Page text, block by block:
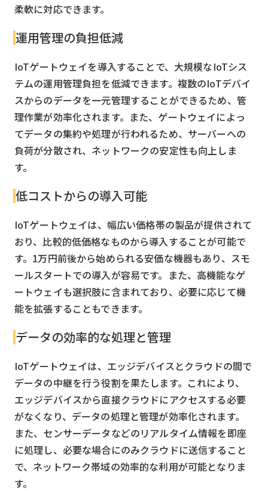
柔軟に対応できます。
運用管理の負担低減
IoTゲートウェイを導入することで、大規模なIoTシス
テムの運用管理負担を低減できます。複数のIoTデバイ
スからのデータを一元管理することができるため、管
理作業が効率化されます。また、ゲートウェイによっ
てデータの集約や処理が行われるため、サーバーへの
負荷が分散され、ネットワークの安定性も向上しま
す。
低コストからの導入可能
IoTゲートウェイは、幅広い価格帯の製品が提供されて
おり、比較的低価格なものから導入することが可能で
す。1万円前後から始められる安価な機器もあり、スモ
ールスタートでの導入が容易です。また、高機能なゲ
ートウェイも選択肢に含まれており、必要に応じて機
能を拡張することもできます。
データの効率的な処理と管理
IoTゲートウェイは、エッジデバイスとクラウドの間で
データの中継を行う役割を果たします。これにより、
エッジデバイスから直接クラウドにアクセスする必要
がなくなり、データの処理と管理が効率化されます。
また、センサーデータなどのリアルタイム情報を即座
に処理し、必要な場合にのみクラウドに送信すること
で、ネットワーク帯域の効率的な利用が可能となりま
す。